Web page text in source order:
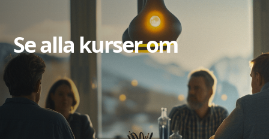
Se alla kurser om